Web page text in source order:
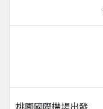
桃園國際機場出發